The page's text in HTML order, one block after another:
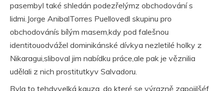
pasembyl také shledán podezřelýmz obchodování s
lidmi.Jorge AnibalTorres Puellovedl skupinu pro
obchodovánís bílým masem,kdy pod falešnou
identitouodvážel dominikánské dívkya nezletilé holky z
Nikaragui,sliboval jim nabídku práce,ale pak je věznilia
udělali z nich prostitutkyv Salvadoru.
Byla to tehdyvelká kauza, do které se výrazně zapojilšéf